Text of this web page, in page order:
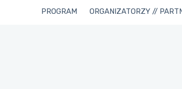
PROGRAM ORGANIZATORZY //